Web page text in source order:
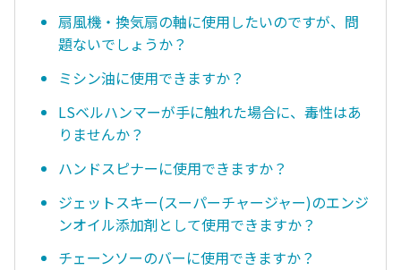
扇風機・換気扇の軸に使用したいのですが、問
題ないでしょうか？
ミシン油に使用できますか？
LSベルハンマーが手に触れた場合に、毒性はあ
りませんか？
ハンドスピナーに使用できますか？
ジェットスキー(スーパーチャージャー)のエンジ
ンオイル添加剤として使用できますか？
チェーンソーのバーに使用できますか？